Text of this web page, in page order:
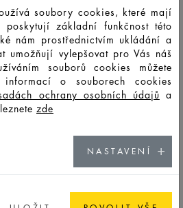
179 75,34 45 45
8,8
min.
207 95,13
8,5
TO CATALOG
soubory cookies, které mají
základní funkčnost této
nám prostřednictvím ukládání a
umožňují vylepšovat pro Vás náš
souborů cookies můžete
o souborech cookies
ochrany osobních údajů a
zde
NASTAVENÍ